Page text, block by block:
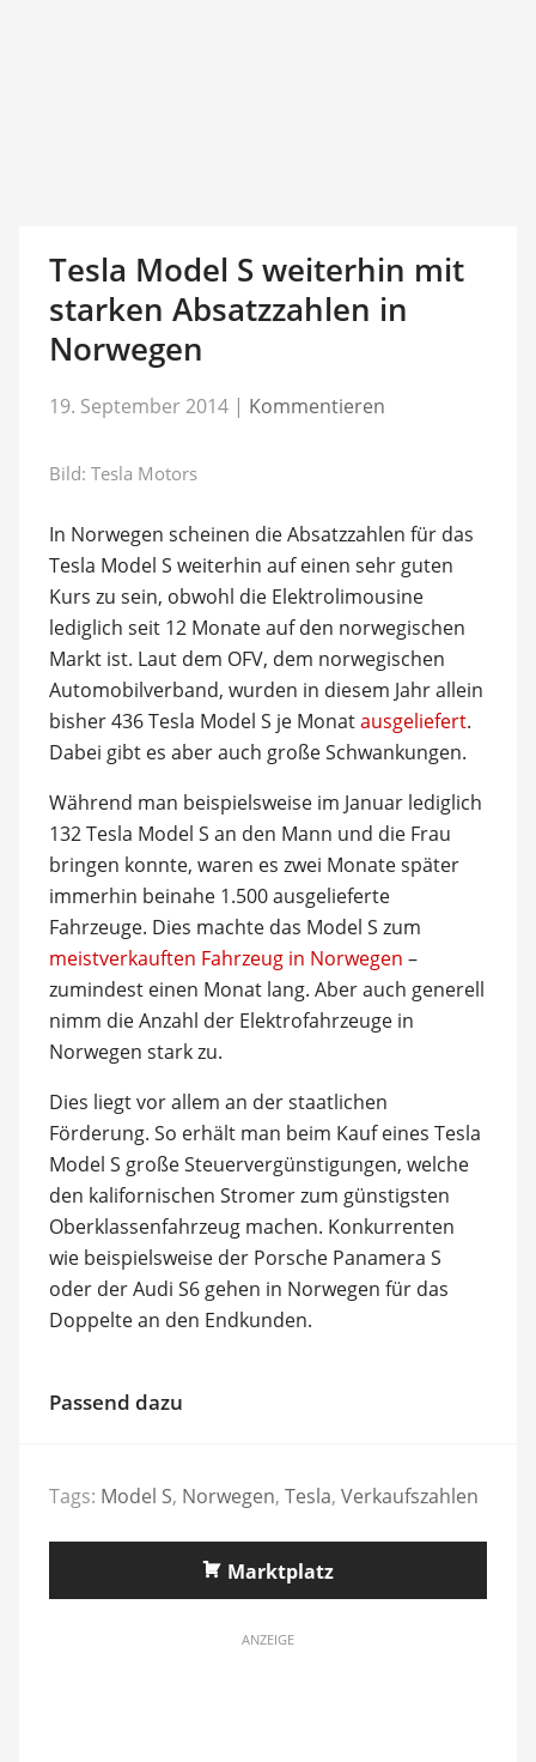
Tesla Model S weiterhin mit
starken Absatzzahlen in
Norwegen
19. September 2014 | Kommentieren
Bild: Tesla Motors
In Norwegen scheinen die Absatzzahlen für das
Tesla Model S weiterhin auf einen sehr guten
Kurs zu sein, obwohl die Elektrolimousine
lediglich seit 12 Monate auf den norwegischen
Markt ist. Laut dem OFV, dem norwegischen
Automobilverband, wurden in diesem Jahr allein
bisher 436 Tesla Model S je Monatausgeliefert.
Dabei gibt es aber auch große Schwankungen.
Während man beispielsweise im Januar lediglich
132 Tesla Model S an den Mann und die Frau
bringen konnte, waren es zwei Monate später
immerhin beinahe 1.500 ausgelieferte
Fahrzeuge. Dies machte das Model S zum
meistverkauften Fahrzeug in Norwegen –
zumindest einen Monat lang. Aber auch generell
nimm die Anzahl der Elektrofahrzeuge in
Norwegen stark zu.
Dies liegt vor allem an der staatlichen
Förderung. So erhält man beim Kauf eines Tesla
Model S große Steuervergünstigungen, welche
den kalifornischen Stromer zum günstigsten
Oberklassenfahrzeug machen. Konkurrenten
wie beispielsweise der Porsche Panamera S
oder der Audi S6 gehen in Norwegen für das
Doppelte an den Endkunden.
Passend dazu
Tags: Model S, Norwegen, Tesla, Verkaufszahlen
Marktplatz
ANZEIGE